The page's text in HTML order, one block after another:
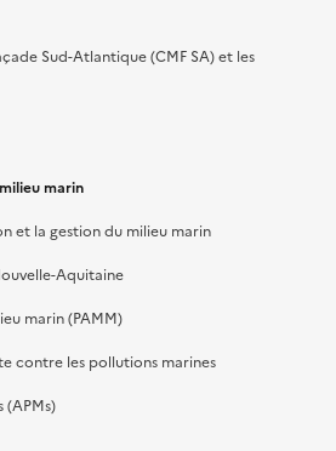
Sud-Atlantique (CMF SA) et les
marin
et la gestion du milieu marin
Aquitaine
marin (PAMM)
contre les pollutions marines
(APMs)